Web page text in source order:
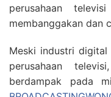
perusahaan
membanggakan dan
Meski industri digital
perusahaan
berdampak pada